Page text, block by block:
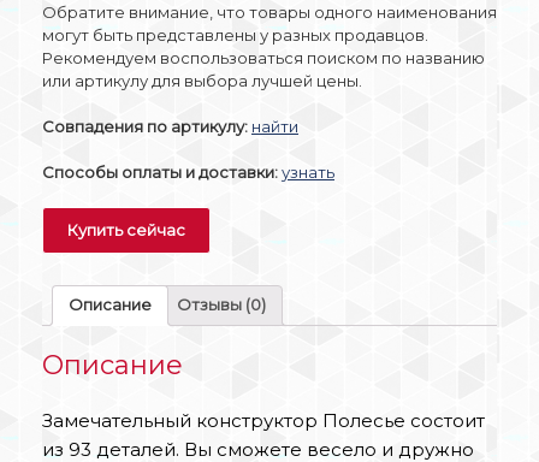
Обратите внимание, что товары одного наименования
могут быть представлены у разных продавцов.
Рекомендуем воспользоваться поиском по названию
или артикулу для выбора лучшей цены.
Совпадения по артикулу: найти
Способы оплаты и доставки:узнать
Купить сейчас
Описание Отзывы (0)
Описание
Замечательный конструктор Полесье состоит
из 93 деталей. Вы сможете весело и дружно